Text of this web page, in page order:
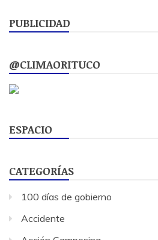
entradas
PUBLICIDAD
@CLIMAORITUCO
ESPACIO
CATEGORÍAS
100 días de gobierno
Accidente